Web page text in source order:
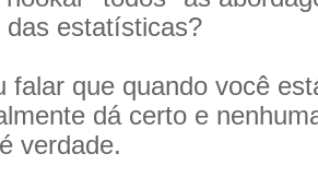
das estatísticas?
falar que quando você
dá certo e
verdade.